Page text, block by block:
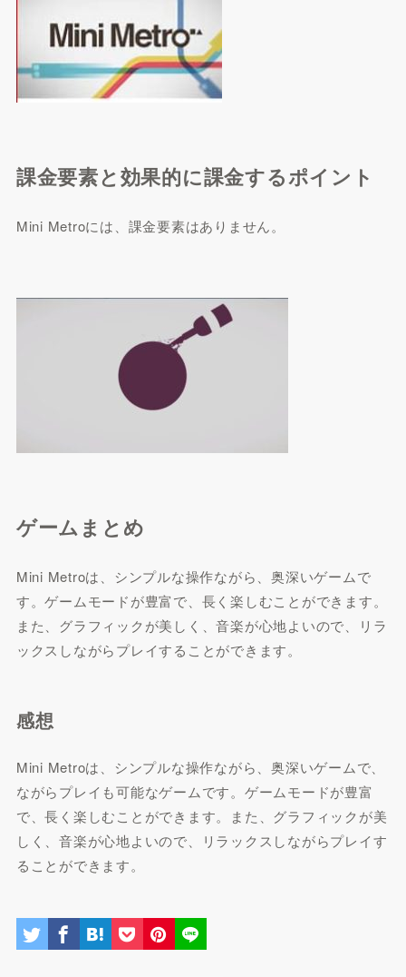
課金要素と効果的に課金するポイント
Mini Metroには、課金要素はありません。
ゲームまとめ
Mini Metroは、シンプルな操作ながら、奥深いゲームで
す。ゲームモードが豊富で、長く楽しむことができます。
また、グラフィックが美しく、音楽が心地よいので、リラ
ックスしながらプレイすることができます。
感想
Mini Metroは、シンプルな操作ながら、奥深いゲームで、
ながらプレイも可能なゲームです。ゲームモードが豊富
で、長く楽しむことができます。また、グラフィックが美
しく、音楽が心地よいので、リラックスしながらプレイす
ることができます。